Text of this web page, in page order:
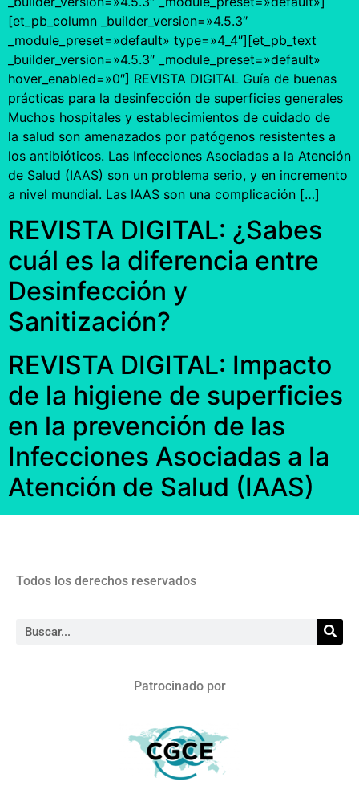
[et_pb_column _builder_version=»4.5.3″
_module_preset=»default» type=»4_4″][et_pb_text
_builder_version=»4.5.3″ _module_preset=»default»
hover_enabled=»0″] REVISTA DIGITAL Guía de buenas
prácticas para la desinfección de superficies generales
Muchos hospitales y establecimientos de cuidado de
la salud son amenazados por patógenos resistentes a
los antibióticos. Las Infecciones Asociadas a la Atención
de Salud (IAAS) son un problema serio, y en incremento
a nivel mundial. Las IAAS son una complicación […]
REVISTA DIGITAL: ¿Sabes
cuál es la diferencia entre
Desinfección y
Sanitización?
REVISTA DIGITAL: Impacto
de la higiene de superficies
en la prevención de las
Infecciones Asociadas a la
Atención de Salud (IAAS)
Todos los derechos reservados
Patrocinado por